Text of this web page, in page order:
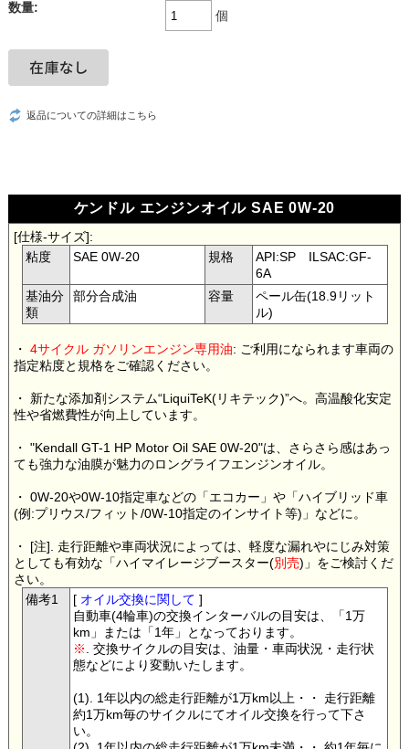
数量:
個
返品についての詳細はこちら
ケンドル エンジンオイル SAE 0W-20
[仕様-サイズ]:
粘度
SAE 0W-20 規格
API:SP ILSAC:GF-
6A
基油分
類
部分合成油 容量
ペール缶(18.9リット
ル)
・ 4サイクル ガソリンエンジン専用油: ご利用になられます車両の
指定粘度と規格をご確認ください。
・ 新たな添加剤システム“LiquiTeK(リキテック)”へ。高温酸化安定
性や省燃費性が向上しています。
・ "Kendall GT-1 HP Motor Oil SAE 0W-20"は、さらさら感はあっ
ても強力な油膜が魅力のロングライフエンジンオイル。
・ 0W-20や0W-10指定車などの「エコカー」や「ハイブリッド車
(例:プリウス/フィット/0W-10指定のインサイト等)」などに。
・ [注]. 走行距離や車両状況によっては、軽度な漏れやにじみ対策
としても有効な「ハイマイレージブースター(別売)」をご検討くだ
さい。
備考1
[ オイル交換に関して ]
自動車(4輪車)の交換インターバルの目安は、「1万
km」または「1年」となっております。
※ . 交換サイクルの目安は、油量・車両状況・走行状
態などにより変動いたします。
(1). 1年以内の総走行距離が1万km以上・・ 走行距離
約1万km毎のサイクルにてオイル交換を行って下さ
い。